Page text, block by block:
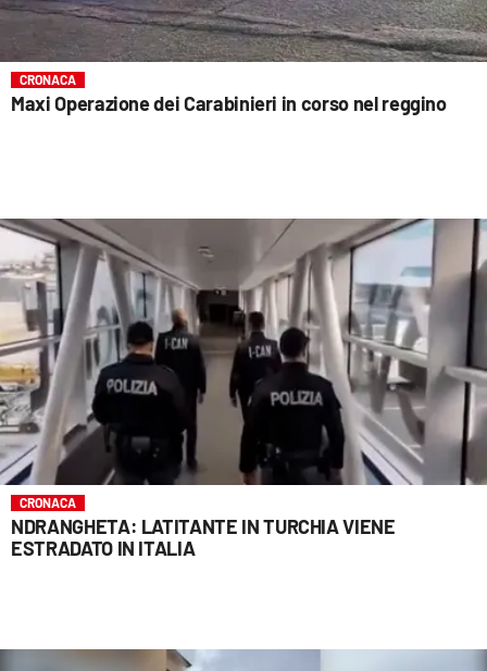
CRONACA
Maxi Operazione dei Carabinieri in corso nel reggino
CRONACA
NDRANGHETA: LATITANTE IN TURCHIA VIENE
ESTRADATO IN ITALIA